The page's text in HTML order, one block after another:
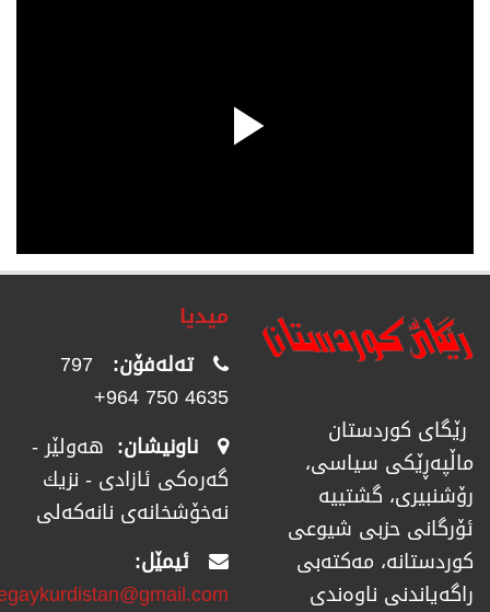
رێگای كوردستان
ماڵپەڕێكی سیاسی،
رۆشنبیری، گشتییە
ئۆرگانی حزبی شیوعی
كوردستانە، مەكتەبی
راگەیاندنی ناوەندی
میدیا
تەلەفۆن: 797
4635 750 964+
ناونیشان: هەولێر -
گەرەکی ئازادی - نزیك
نەخۆشخانەی نانەکەلی
ئیمێل: